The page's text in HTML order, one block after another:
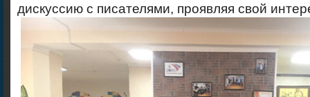
дискуссию с писателями, проявляя свой